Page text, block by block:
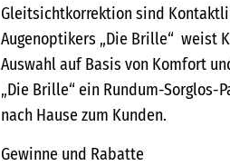
Gleitsichtkorrektion sind
Augenoptikers „Die Brille“ weist
Auswahl auf Basis von Komfort
„Die Brille“ ein Rundum-Sorglos-
nach Hause zum Kunden.
Gewinne und Rabatte